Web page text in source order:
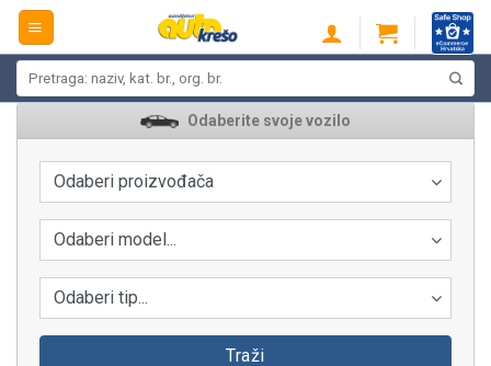
Skip
content
Odaberite svoje vozilo
Odaberi proizvođača
Odaberi model...
Odaberi tip...
Traži